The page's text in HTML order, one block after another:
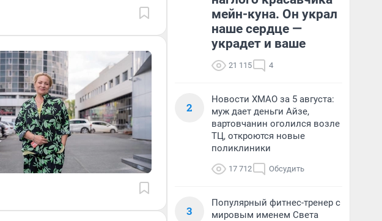
мейн-куна. Он украл
наше сердце —
украдет и ваше
21 115 4
2
Новости ХМАО за 5 августа:
муж дает деньги Айзе,
вартовчанин оголился возле
ТЦ, откроются новые
поликлиники
17 712 Обсудить
3
Популярный фитнес-тренер с
мировым именем Света